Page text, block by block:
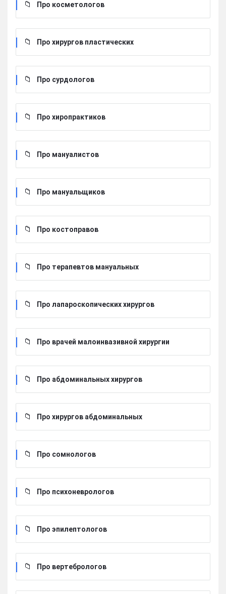
Про косметологов
Про хирургов пластических
Про сурдологов
Про хиропрактиков
Про мануалистов
Про мануальщиков
Про костоправов
Про терапевтов мануальных
Про лапароскопических хирургов
Про врачей малоинвазивной хирургии
Про абдоминальных хирургов
Про хирургов абдоминальных
Про сомнологов
Про психоневрологов
Про эпилептологов
Про вертебрологов